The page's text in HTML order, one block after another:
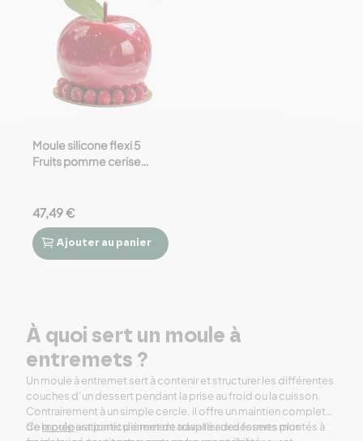
Moule silicone flexi 5
Fruits pomme cerise
47,49 €
 
Ajouter au panier
À quoi sert un moule à
entremets ?
Un moule à entremet sert à contenir et structurer les différentes
couches d’un dessert pendant la prise au froid ou la cuisson.
Contrairement à un simple cercle, il offre un maintien complet
de la préparation et permet de travailler des formes plus
Cemouleest particulièrement adapté aux desserts montés à